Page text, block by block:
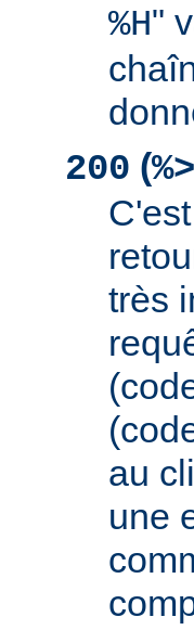
%H"
200 (
très
au
une